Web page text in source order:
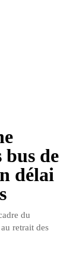
de
délai
du
retrait des